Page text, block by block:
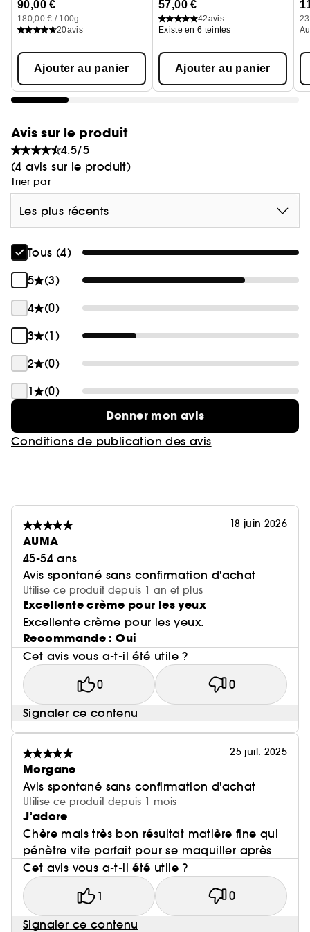
90,00 €
180,00 € / 100g
20avis
Ajouter au panier
57,00 €
42avis
Existe en 6 teintes
Ajouter au panier
Avis sur le produit
4.5/5
(4 avis sur le produit)
Trier par
Les plus récents
Tous (4)
5
(3)
4
(0)
3
(1)
2
(0)
1
(0)
Donner mon avis
Conditions de publication des avis
18 juin 2026
AUMA
45-54 ans
Avis spontané sans confirmation d'achat
Utilise ce produit depuis 1 an et plus
Excellente crème pour les yeux
Excellente crème pour les yeux.
Recommande : Oui
Cet avis vous a-t-il été utile ?
0 0
Signaler ce contenu
25 juil. 2025
Morgane
Avis spontané sans confirmation d'achat
Utilise ce produit depuis 1 mois
J’adore
Chère mais très bon résultat matière fine qui
pénètre vite parfait pour se maquiller après
Cet avis vous a-t-il été utile ?
1 0
Signaler ce contenu